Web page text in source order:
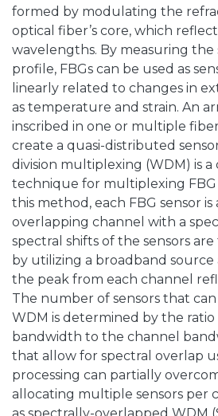
formed by modulating the
optical fiber’s core, which
wavelengths. By measuring the
profile, FBGs can be used as
linearly related to changes in
as temperature and strain. An
inscribed in one or multiple
create a quasi-distributed
division multiplexing (WDM) is
technique for multiplexing FBG
this method, each FBG sensor is
overlapping channel with a
spectral shifts of the sensors
by utilizing a broadband
the peak from each channel
The number of sensors that
WDM is determined by the
bandwidth to the channel
that allow for spectral overlap
processing can partially
allocating multiple sensors per
as spectrally-overlapped WDM